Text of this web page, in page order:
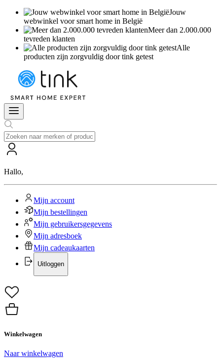
Jouw
webwinkel voor smart home in België
Meer dan 2.000.000
tevreden klanten
Alle
producten zijn zorgvuldig door tink getest
Hallo,
Mijn account
Mijn bestellingen
Mijn gebruikersgegevens
Mijn adresboek
Mijn cadeaukaarten
Uitloggen
Winkelwagen
Naar winkelwagen